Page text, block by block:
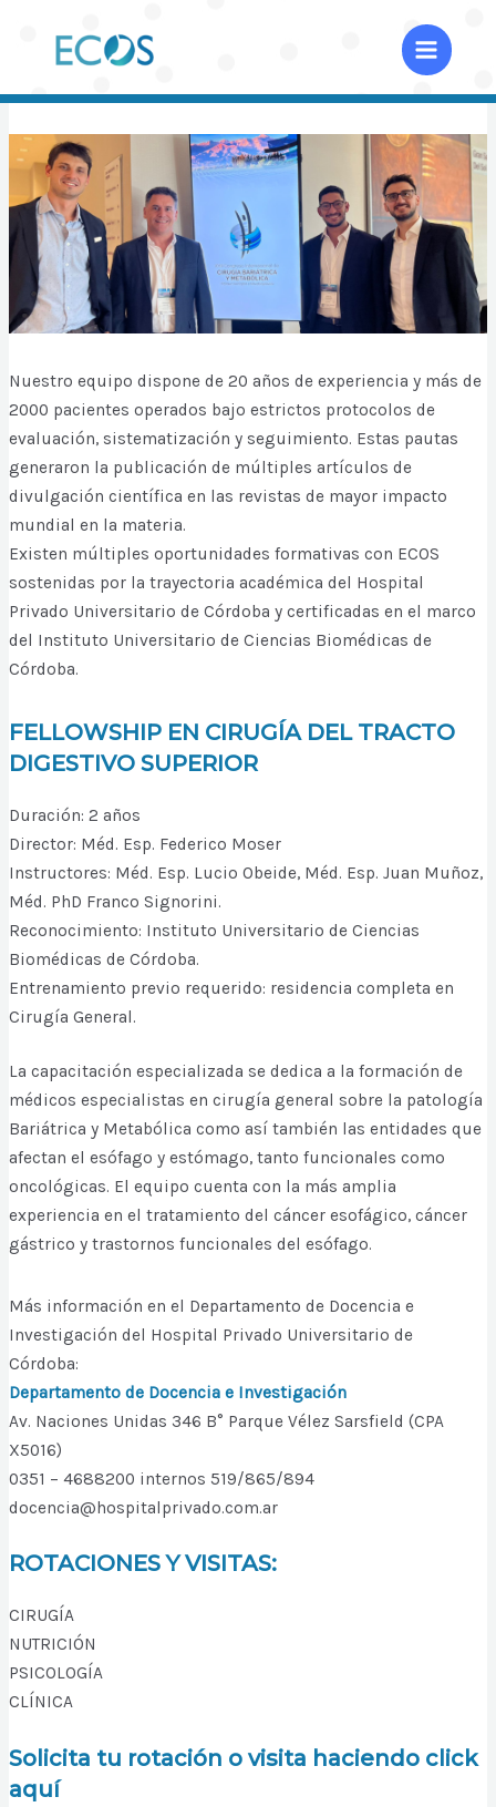
contenido
Main
Nuestro equipo dispone de 20 años de experiencia y más de
2000 pacientes operados bajo estrictos protocolos de
evaluación, sistematización y seguimiento. Estas pautas
generaron la publicación de múltiples artículos de
divulgación científica en las revistas de mayor impacto
mundial en la materia.
Existen múltiples oportunidades formativas con ECOS
sostenidas por la trayectoria académica del Hospital
Privado Universitario de Córdoba y certificadas en el marco
del Instituto Universitario de Ciencias Biomédicas de
Córdoba.
FELLOWSHIP EN CIRUGÍA DEL TRACTO
DIGESTIVO SUPERIOR
Duración: 2 años
Director: Méd. Esp. Federico Moser
Instructores: Méd. Esp. Lucio Obeide, Méd. Esp. Juan Muñoz,
Méd. PhD Franco Signorini.
Reconocimiento: Instituto Universitario de Ciencias
Biomédicas de Córdoba.
Entrenamiento previo requerido: residencia completa en
Cirugía General.
La capacitación especializada se dedica a la formación de
médicos especialistas en cirugía general sobre la patología
Bariátrica y Metabólica como así también las entidades que
afectan el esófago y estómago, tanto funcionales como
oncológicas. El equipo cuenta con la más amplia
experiencia en el tratamiento del cáncer esofágico, cáncer
gástrico y trastornos funcionales del esófago.
Más información en el Departamento de Docencia e
Investigación del Hospital Privado Universitario de
Córdoba:
Departamento de Docencia e Investigación
Av. Naciones Unidas 346 B° Parque Vélez Sarsfield (CPA
X5016)
0351 – 4688200 internos 519/865/894
docencia@hospitalprivado.com.ar
ROTACIONES Y VISITAS:
CIRUGÍA
NUTRICIÓN
PSICOLOGÍA
CLÍNICA
Solicita tu rotación o visita haciendo click
aquí